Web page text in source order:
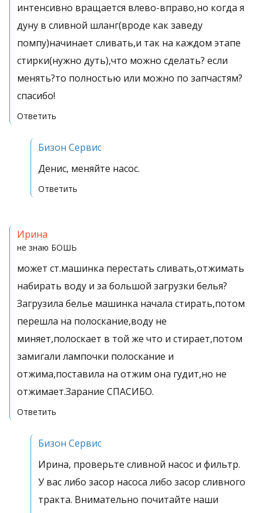
интенсивно вращается влево-вправо,но когда я
дуну в сливной шланг(вроде как заведу
помпу)начинает сливать,и так на каждом этапе
стирки(нужно дуть),что можно сделать? если
менять?то полностью или можно по запчастям?
спасибо!
Ответить
Бизон Сервис
Денис, меняйте насос.
Ответить
Ирина
не знаю БОШЬ
может ст.машинка перестать сливать,отжимать
набирать воду и за большой загрузки белья?
Загрузила белье машинка начала стирать,потом
перешла на полоскание,воду не
миняет,полоскает в той же что и стирает,потом
замигали лампочки полоскание и
отжима,поставила на отжим она гудит,но не
отжимает.Зарание СПАСИБО.
Ответить
Бизон Сервис
Ирина, проверьте сливной насос и фильтр.
У вас либо засор насоса либо засор сливного
тракта. Внимательно почитайте наши